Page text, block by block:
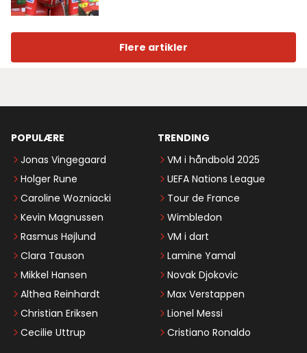
Flere artikler
POPULÆRE
Jonas Vingegaard
Holger Rune
Caroline Wozniacki
Kevin Magnussen
Rasmus Højlund
Clara Tauson
Mikkel Hansen
Althea Reinhardt
Christian Eriksen
Cecilie Uttrup
TRENDING
VM i håndbold 2025
UEFA Nations League
Tour de France
Wimbledon
VM i dart
Lamine Yamal
Novak Djokovic
Max Verstappen
Lionel Messi
Cristiano Ronaldo